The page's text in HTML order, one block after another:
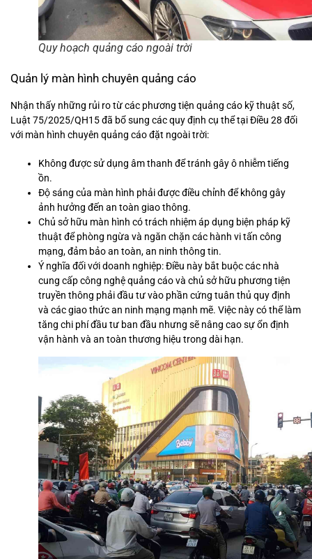
Quy hoạch quảng cáo ngoài trời
Quản lý màn hình chuyên quảng cáo
Nhận thấy những rủi ro từ các phương tiện quảng cáo kỹ thuật số,
Luật 75/2025/QH15 đã bổ sung các quy định cụ thể tại Điều 28 đối
với màn hình chuyên quảng cáo đặt ngoài trời:
Không được sử dụng âm thanh để tránh gây ô nhiễm tiếng
ồn.
Độ sáng của màn hình phải được điều chỉnh để không gây
ảnh hưởng đến an toàn giao thông.
Chủ sở hữu màn hình có trách nhiệm áp dụng biện pháp kỹ
thuật để phòng ngừa và ngăn chặn các hành vi tấn công
mạng, đảm bảo an toàn, an ninh thông tin.
Ý nghĩa đối với doanh nghiệp: Điều này bắt buộc các nhà
cung cấp công nghệ quảng cáo và chủ sở hữu phương tiện
truyền thông phải đầu tư vào phần cứng tuân thủ quy định
và các giao thức an ninh mạng mạnh mẽ. Việc này có thể làm
tăng chi phí đầu tư ban đầu nhưng sẽ nâng cao sự ổn định
vận hành và an toàn thương hiệu trong dài hạn.